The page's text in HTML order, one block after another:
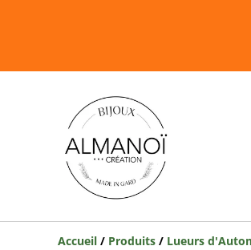
Accueil / Produits / Lueurs